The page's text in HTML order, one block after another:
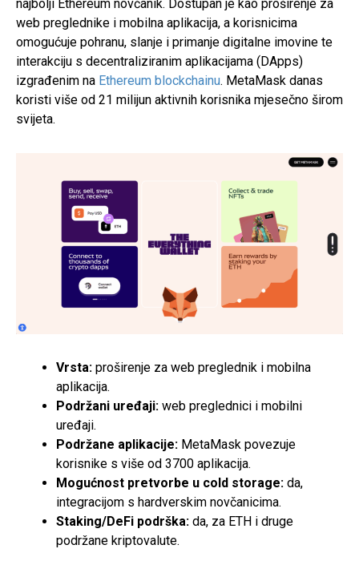
najbolji Ethereum novčanik. Dostupan je kao proširenje za
web preglednike i mobilna aplikacija, a korisnicima
omogućuje pohranu, slanje i primanje digitalne imovine te
interakciju s decentraliziranim aplikacijama (DApps)
izgrađenim na Ethereum blockchainu. MetaMask danas
koristi više od 21 milijun aktivnih korisnika mjesečno širom
svijeta.
Vrsta: proširenje za web preglednik i mobilna
aplikacija.
Podržani uređaji: web preglednici i mobilni
uređaji.
Podržane aplikacije: MetaMask povezuje
korisnike s više od 3700 aplikacija.
Mogućnost pretvorbe u cold storage: da,
integracijom s hardverskim novčanicima.
Staking/DeFi podrška: da, za ETH i druge
podržane kriptovalute.